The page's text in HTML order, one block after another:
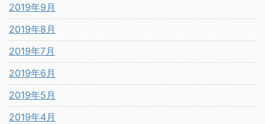
2019年9月
2019年8月
2019年7月
2019年6月
2019年5月
2019年4月